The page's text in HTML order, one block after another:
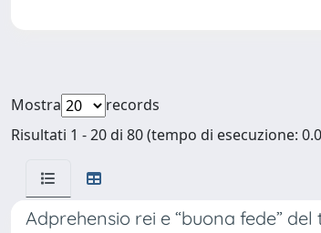
Mostra
records
Risultati 1 - 20 di 80 (tempo di esecuzione:
Adprehensio rei e “buona fede” del